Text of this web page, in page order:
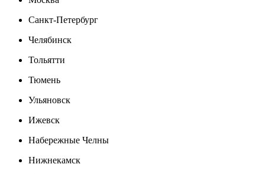
Санкт-Петербург
Челябинск
Тольятти
Тюмень
Ульяновск
Ижевск
Набережные Челны
Нижнекамск